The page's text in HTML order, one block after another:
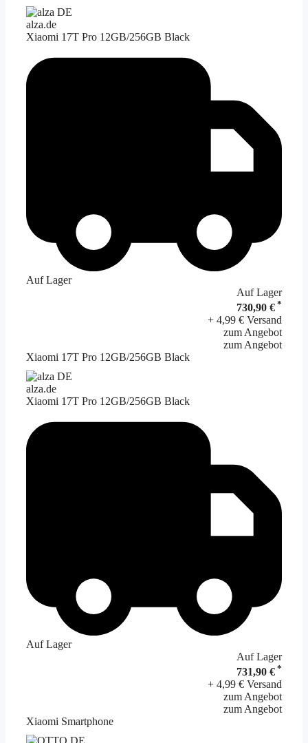
alza.de
Xiaomi 17T Pro 12GB/256GB Black
Auf Lager
Auf Lager
730,90 € *
+ 4,99 € Versand
zum Angebot
zum Angebot
Xiaomi 17T Pro 12GB/256GB Black
alza.de
Xiaomi 17T Pro 12GB/256GB Black
Auf Lager
Auf Lager
731,90 € *
+ 4,99 € Versand
zum Angebot
zum Angebot
Xiaomi Smartphone